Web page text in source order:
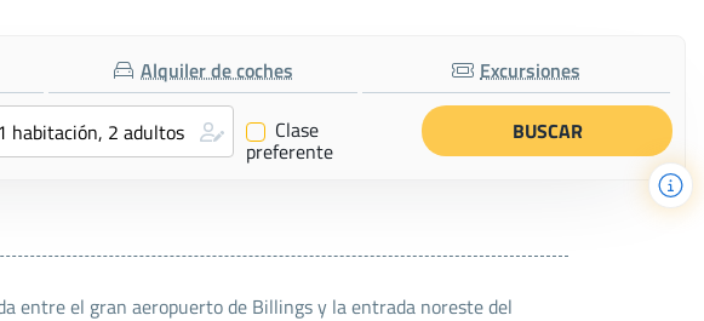
Alquiler de coches Excursiones
✔ Clase
preferente
entre el gran aeropuerto de Billings y la entrada noreste del